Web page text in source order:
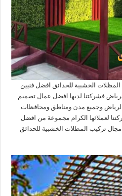
الخشبية للحدائق افضل فنيين
فشركتنا لديها افضل عمال تصميم
وجميع مدن ومناطق ومحافظات
لعملائها الكرام مجموعة من افضل
مجال تركيب المظلات الخشبية للحدائق